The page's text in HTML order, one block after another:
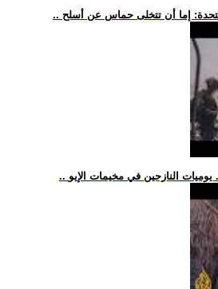
إما أن تتخلى حماس عن أسلح
النازحين في مخيمات الإيو